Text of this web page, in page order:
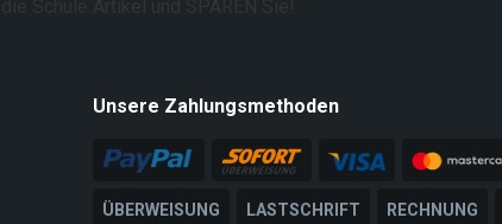
Unsere Zahlungsmethoden
ÜBERWEISUNG LASTSCHRIFT RECHNUNG